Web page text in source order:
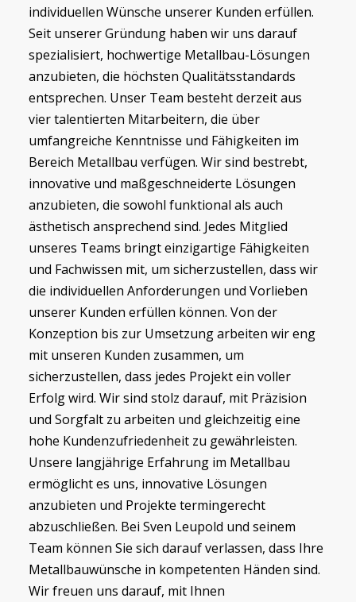
individuellen Wünsche unserer Kunden erfüllen.
Seit unserer Gründung haben wir uns darauf
spezialisiert, hochwertige Metallbau-Lösungen
anzubieten, die höchsten Qualitätsstandards
entsprechen. Unser Team besteht derzeit aus
vier talentierten Mitarbeitern, die über
umfangreiche Kenntnisse und Fähigkeiten im
Bereich Metallbau verfügen. Wir sind bestrebt,
innovative und maßgeschneiderte Lösungen
anzubieten, die sowohl funktional als auch
ästhetisch ansprechend sind. Jedes Mitglied
unseres Teams bringt einzigartige Fähigkeiten
und Fachwissen mit, um sicherzustellen, dass wir
die individuellen Anforderungen und Vorlieben
unserer Kunden erfüllen können. Von der
Konzeption bis zur Umsetzung arbeiten wir eng
mit unseren Kunden zusammen, um
sicherzustellen, dass jedes Projekt ein voller
Erfolg wird. Wir sind stolz darauf, mit Präzision
und Sorgfalt zu arbeiten und gleichzeitig eine
hohe Kundenzufriedenheit zu gewährleisten.
Unsere langjährige Erfahrung im Metallbau
ermöglicht es uns, innovative Lösungen
anzubieten und Projekte termingerecht
abzuschließen. Bei Sven Leupold und seinem
Team können Sie sich darauf verlassen, dass Ihre
Metallbauwünsche in kompetenten Händen sind.
Wir freuen uns darauf, mit Ihnen